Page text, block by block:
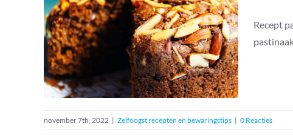
Recept pastinaak-
appelcake
Zelfoogst recepten en bewaringstips
Recept
november 7th, 2022 | Zelfoogst recepten en bewaringstips | 0 Reacties